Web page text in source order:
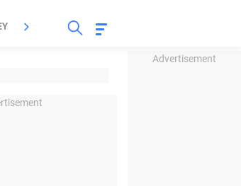
Advertisement
INSPIRASI BISNIS